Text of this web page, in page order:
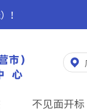
！
不见面开标